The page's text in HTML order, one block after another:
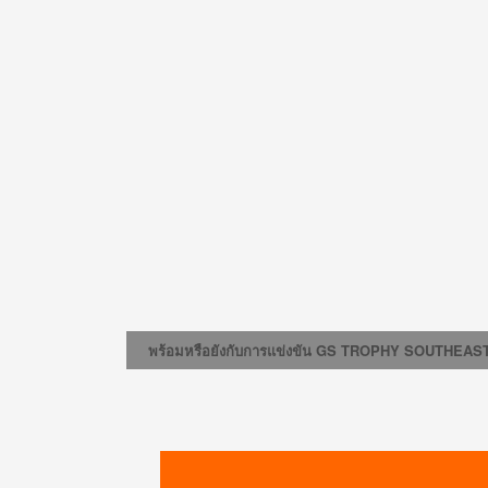
พร้อมหรือยังกับการแข่งขัน GS TROPHY